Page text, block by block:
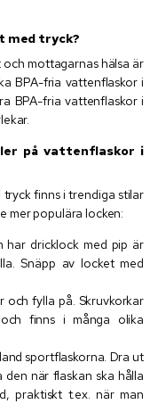
med tryck?
mottagarnas hälsa är
BPA-fria vattenflaskor i
BPA-fria vattenflaskor i
på vattenflaskor i
finns i trendiga stilar
mer populära locken:
har dricklock med pip är
Snäpp av locket med
och fylla på. Skruvkorkar
finns i många olika
sportflaskorna. Dra ut
när flaskan ska hålla
praktiskt t.ex. när man